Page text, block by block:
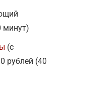
минут)
(с
рублей (40